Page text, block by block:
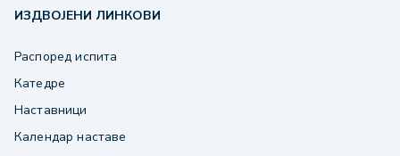
ИЗДВОЈЕНИ ЛИНКОВИ
Распоред испита
Катедре
Наставници
Календар наставе